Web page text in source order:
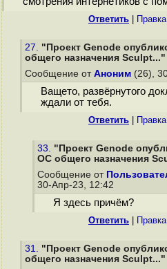
Ответить Правка
27. "Проект Genode
общего назначения Sculpt..."
Сообщение от Аноним (26),
Ващето, развёрнутого
ждали от тебя.
Ответить Правка
33. "Проект Genode
ОС общего назначения
Сообщение от
30-Апр-23, 12:42
Я здесь причём?
Ответить Правка
31. "Проект Genode
общего назначения Sculpt..."